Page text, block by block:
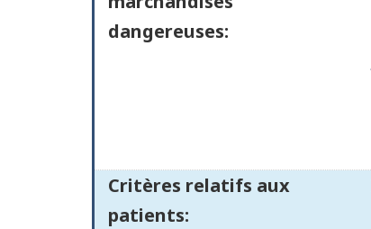
dangereuses:
Critères relatifs aux
patients: